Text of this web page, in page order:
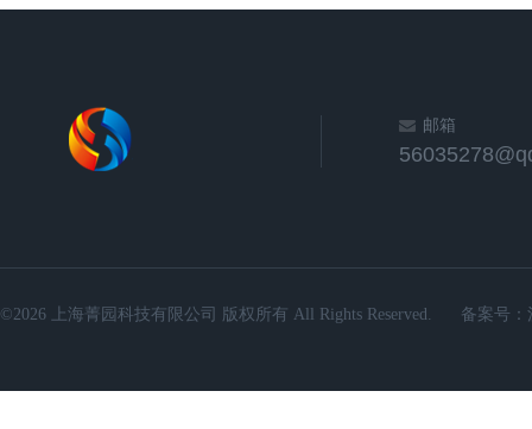
邮箱
©2026 上海菁园科技有限公司 版权所有 All Rights Reserved. 备案号：